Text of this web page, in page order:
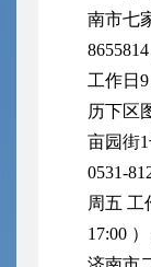
南市七
工作日
历下区
亩园街
0531-
周五 工
17:00